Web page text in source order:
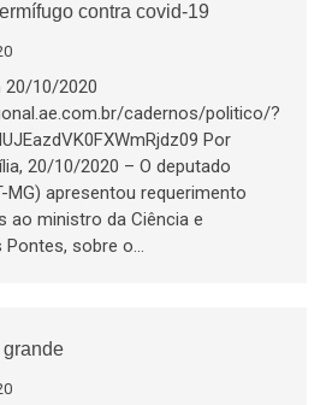
contra covid-19
20/10/2020
cadernos/politico/?
Por
20/10/2020 – O deputado
MG) apresentou requerimento
ao ministro da Ciência e
Pontes, sobre o…